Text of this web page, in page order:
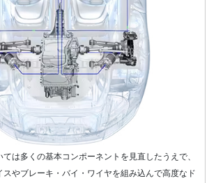
は多くの基本コンポーネントを見直したうえで、
やブレーキ・バイ・ワイヤを組み込んで高度なド